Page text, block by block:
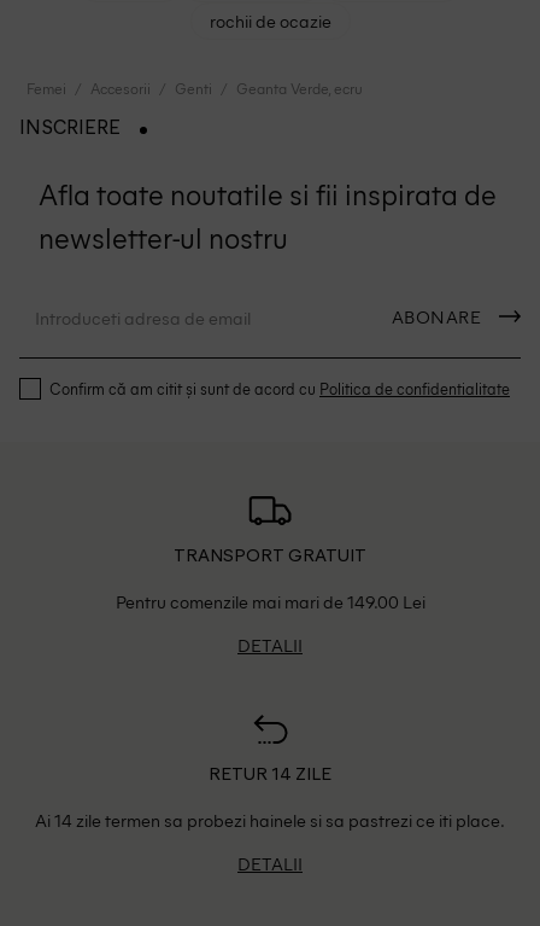
rochii de ocazie
Femei Accesorii Genti Geanta Verde, ecru
INSCRIERE
Afla toate noutatile si fii inspirata de
newsletter-ul nostru
ABONARE
Confirm că am citit și sunt de acord cu Politica de confidentialitate
TRANSPORT GRATUIT
Pentru comenzile mai mari de 149.00 Lei
DETALII
RETUR 14 ZILE
Ai 14 zile termen sa probezi hainele si sa pastrezi ce iti place.
DETALII